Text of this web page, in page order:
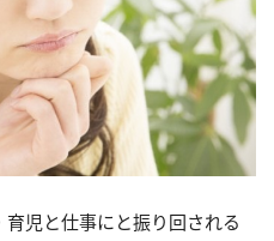
児と仕事にと振り回される